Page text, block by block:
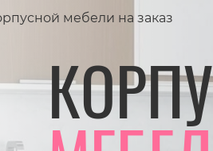
мебели на заказ